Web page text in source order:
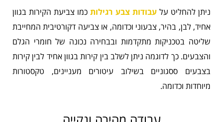
ניתן להחליט עלעבודות צבע רגילותכמו צביעת הקירות בגוון
אחיד, לבן, בהיר, צבעוני וכדומה, או צביעה דקורטיבית המחייבת
שליטה בטכניקות מתקדמות ובבחירה נכונה של חומרי הגלם
והצבעים. כך לדוגמה ניתן לשלב בין קירות בגוון אחיד לבין קירות
בצבעים ססגוניים בשילוב עיטורים מעניינים, טקסטורות
מיוחדות וכדומה.